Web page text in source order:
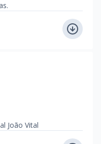
João Vital